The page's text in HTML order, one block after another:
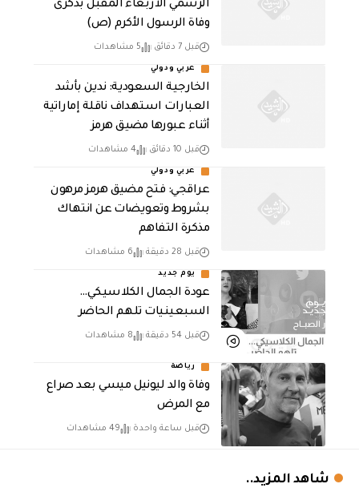
الرسمي الأربعاء المقبل بذكرى
وفاة الرسول الأكرم (ص)
قبل 7 دقائق 5 مشاهدات
عربي ودولي
‏الخارجية السعودية: ندين بأشد
العبارات استهداف ناقلة إماراتية
أثناء عبورها مضيق هرمز
قبل 10 دقائق 4 مشاهدات
عربي ودولي
عراقجي: فتح مضيق هرمز مرهون
بشروط وتعويضات عن انتهاك
مذكرة التفاهم
قبل 28 دقيقة 6 مشاهدات
يوم جديد
عودة الجمال الكلاسيكي…
السبعينيات تلهم الحاضر
قبل 54 دقيقة 8 مشاهدات
رياضة
وفاة والد ليونيل ميسي بعد صراع
مع المرض
قبل ساعة واحدة 49 مشاهدات
شاهد المزيد..